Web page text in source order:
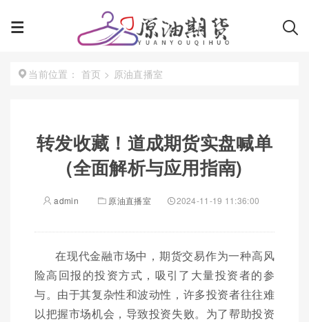
当前位置： 首页 > 原油直播室
转发收藏！道成期货实盘喊单
(全面解析与应用指南)
admin 原油直播室 2024-11-19 11:36:00
在现代金融市场中，期货交易作为一种高风
险高回报的投资方式，吸引了大量投资者的参
与。由于其复杂性和波动性，许多投资者往往难
以把握市场机会，导致投资失败。为了帮助投资